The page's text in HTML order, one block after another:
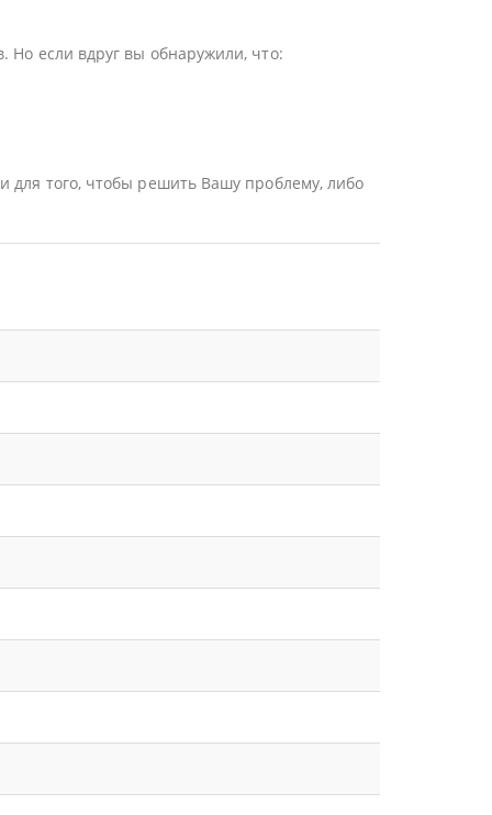
Но если вдруг вы обнаружили, что:
для того, чтобы решить Вашу проблему, либо